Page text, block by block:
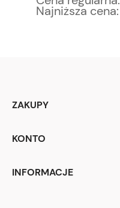
Najniższa cena:
ZAKUPY
KONTO
INFORMACJE